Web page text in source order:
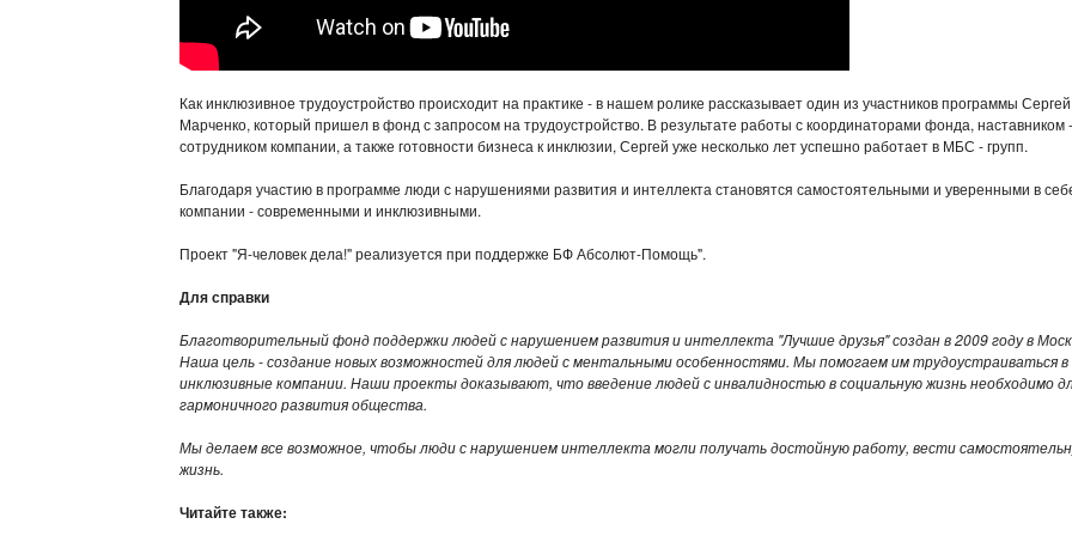
Как инклюзивное трудоустройство происходит на практике - в нашем ролике рассказывает один из участников программы Сергей
Марченко, который пришел в фонд с запросом на трудоустройство. В результате работы с координаторами фонда, наставником -
сотрудником компании, а также готовности бизнеса к инклюзии, Сергей уже несколько лет успешно работает в МБС - групп.
Благодаря участию в программе люди с нарушениями развития и интеллекта становятся самостоятельными и уверенными в
компании - современными и инклюзивными.
Проект "Я-человек дела!" реализуется при поддержке БФ Абсолют-Помощь".
Для справки
Благотворительный фонд поддержки людей с нарушением развития и интеллекта "Лучшие друзья" создан в 2009 году в
Наша цель - создание новых возможностей для людей с ментальными особенностями. Мы помогаем им трудоустраиваться в
инклюзивные компании. Наши проекты доказывают, что введение людей с инвалидностью в социальную жизнь необходимо
гармоничного развития общества.
Мы делаем все возможное, чтобы люди с нарушением интеллекта могли получать достойную работу, вести
жизнь.
Читайте также: